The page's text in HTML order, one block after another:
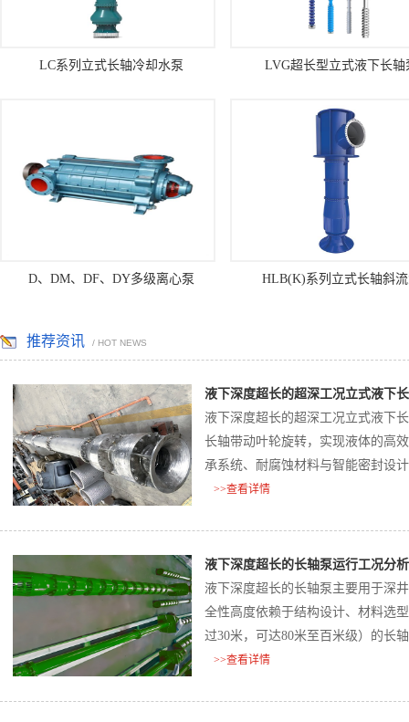
LC系列立式长轴冷却水泵 LVG超长型立式液下长轴
D、DM、DF、DY多级离心泵 HLB(K)系列立式长轴斜
推荐资讯 / HOT NEWS
液下深度超长的超深工况立式液下
液下深度超长的超深工况立式液下
长轴带动叶轮旋转，实现液体的高
承系统、耐腐蚀材料与智能密封设
与耐久性挑战‌。
>>查看详情
液下深度超长的长轴泵运行工况分析
液下深度超长的长轴泵主要用于深
全性高度依赖于结构设计、材料选
过30米，可达80米至百米级）的长
临更大挑战，需通过分段轴系、多
>>查看详情